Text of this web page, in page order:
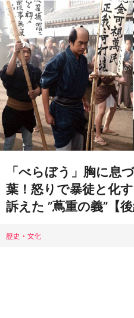
「べらぼう」胸に息
葉！怒りで暴徒と化
訴えた ”蔦重の義”【後
歴史・文化